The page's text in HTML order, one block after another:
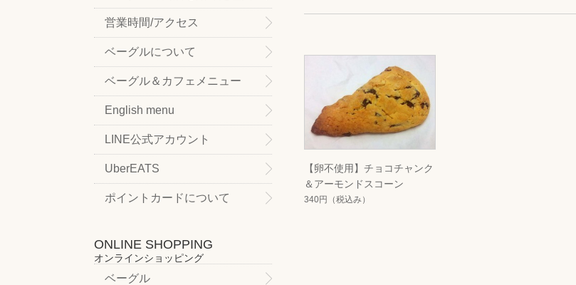
【卵不使用】チョコチャンク
＆アーモンドスコーン
340円 （税込み）
営業時間/アクセス
ベーグルについて
ベーグル＆カフェメニュー
English menu
LINE公式アカウント
UberEATS
ポイントカードについて
ONLINE SHOPPING
オンラインショッピング
ベーグル